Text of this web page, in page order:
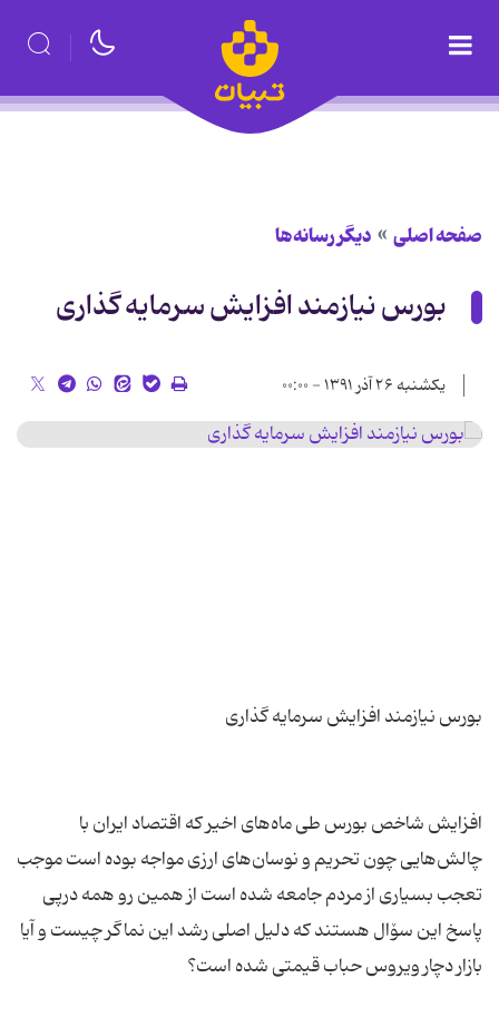
صفحه اصلی دیگر رسانه‌ها
بورس نیازمند افزایش سرمایه گذاری
یکشنبه ۲۶ آذر ۱۳۹۱ - ۰۰:۰۰
افزایش شاخص بورس طی ماه‌های اخیر که اقتصاد ایران با
چالش‌هایی چون تحریم و نوسان‌های ارزی مواجه بوده است موجب
تعجب بسیاری از مردم جامعه شده است از همین رو همه درپی
پاسخ این سۆال هستند که دلیل اصلی رشد این نماگر چیست و آیا